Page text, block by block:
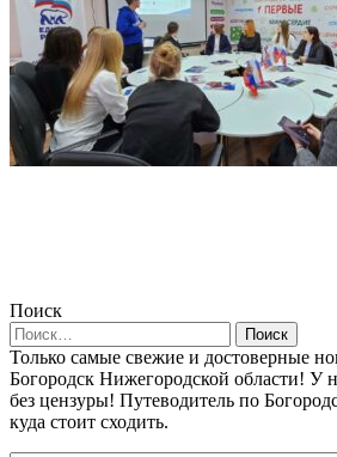
Поиск
Найти:
Только самые свежие и достоверные
Богородск Нижегородской области! У
без цензуры! Путеводитель по
куда стоит сходить.